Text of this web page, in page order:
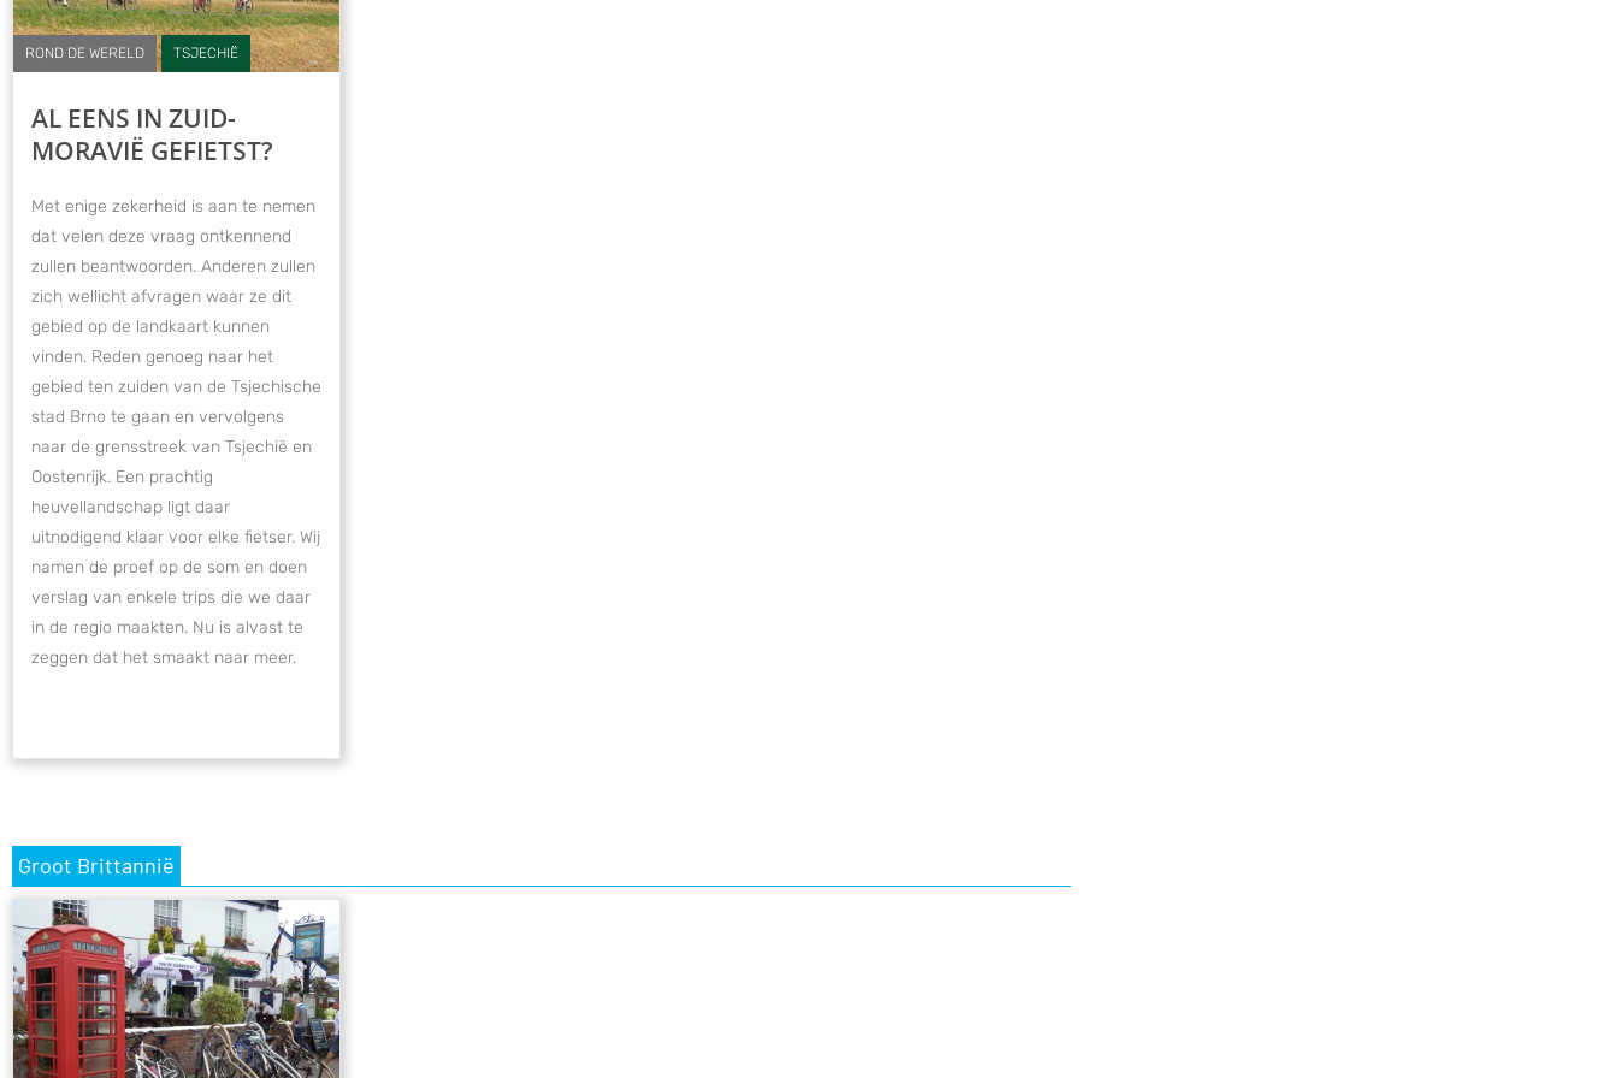
ROND DE WERELD TSJECHIË
AL EENS IN ZUID-
MORAVIË GEFIETST?
Met enige zekerheid is aan te nemen
dat velen deze vraag ontkennend
zullen beantwoorden. Anderen zullen
zich wellicht afvragen waar ze dit
gebied op de landkaart kunnen
vinden. Reden genoeg naar het
gebied ten zuiden van de Tsjechische
stad Brno te gaan en vervolgens
naar de grensstreek van Tsjechië en
Oostenrijk. Een prachtig
heuvellandschap ligt daar
uitnodigend klaar voor elke fietser. Wij
namen de proef op de som en doen
verslag van enkele trips die we daar
in de regio maakten. Nu is alvast te
zeggen dat het smaakt naar meer.
Groot Brittannië